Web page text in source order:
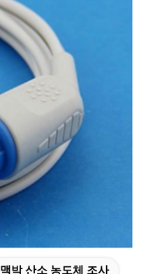
맥박 산소 농도체 조사